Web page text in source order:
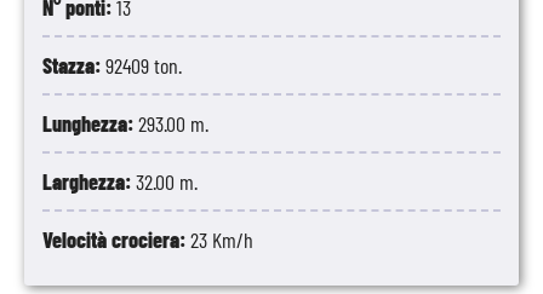
N° ponti:13
Stazza:92409 ton.
Lunghezza:293.00 m.
Larghezza:32.00 m.
Velocità crociera:23 Km/h